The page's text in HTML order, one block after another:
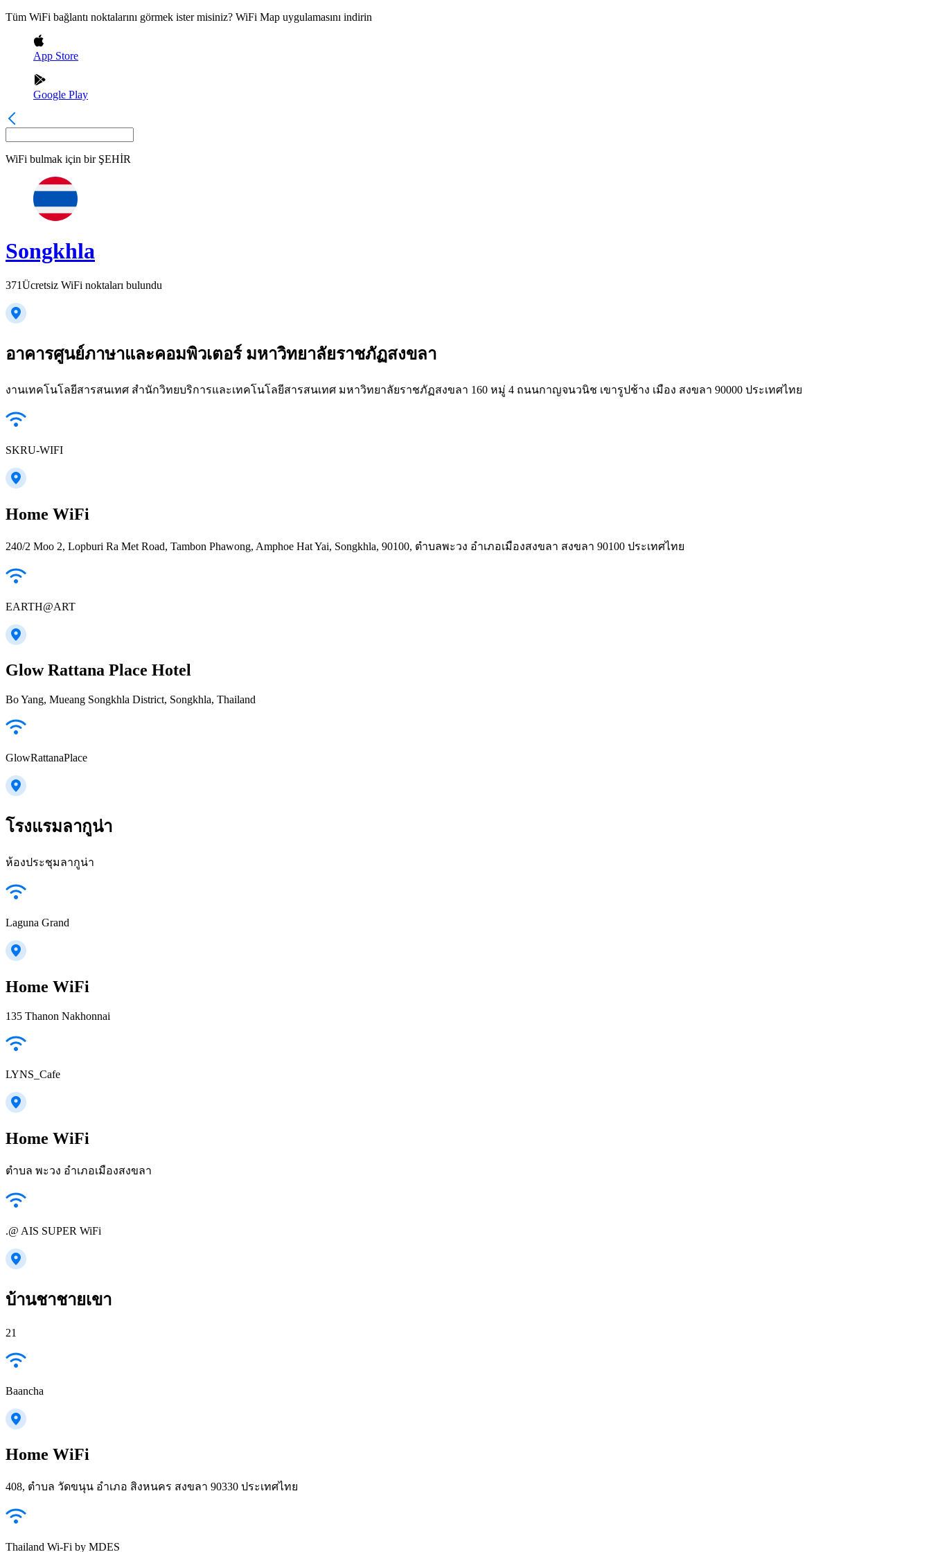
Tüm WiFi bağlantı noktalarını görmek ister misiniz? WiFi Map uygulamasını indirin
App Store
Google Play
WiFi bulmak için bir ŞEHİR
Songkhla
371Ücretsiz WiFi noktaları bulundu
อาคารศูนย์ภาษาและคอมพิวเตอร์ มหาวิทยาลัยราชภัฏสงขลา
งานเทคโนโลยีสารสนเทศ สำนักวิทยบริการและเทคโนโลยีสารสนเทศ มหาวิทยาลัยราชภัฏสงขลา 160 หมู่ 4 ถนนกาญจนวนิช เขารูปช้าง เมือง สงขลา 90000 ประเทศไทย
SKRU-WIFI
Home WiFi
240/2 Moo 2, Lopburi Ra Met Road, Tambon Phawong, Amphoe Hat Yai, Songkhla, 90100, ตำบลพะวง อำเภอเมืองสงขลา สงขลา 90100 ประเทศไทย
EARTH@ART
Glow Rattana Place Hotel
Bo Yang, Mueang Songkhla District, Songkhla, Thailand
GlowRattanaPlace
โรงแรมลากูน่า
ห้องประชุมลากูน่า
Laguna Grand
Home WiFi
135 Thanon Nakhonnai
LYNS_Cafe
Home WiFi
ตำบล พะวง อำเภอเมืองสงขลา
.@ AIS SUPER WiFi
บ้านชาชายเขา
21
Baancha
Home WiFi
408, ตำบล วัดขนุน อำเภอ สิงหนคร สงขลา 90330 ประเทศไทย
Thailand Wi-Fi by MDES